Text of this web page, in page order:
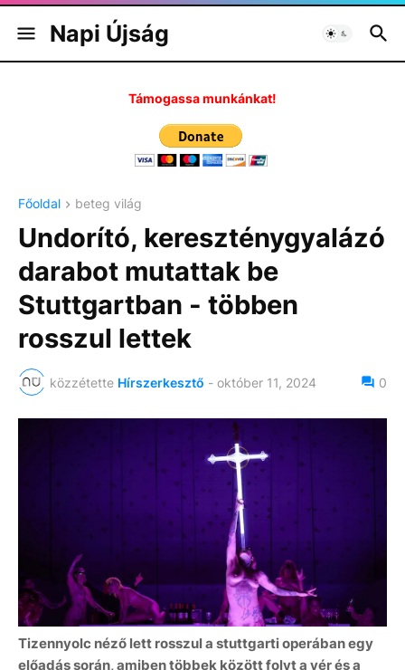
Napi Újság
Támogassa munkánkat!
Főoldal beteg világ
Undorító, kereszténygyalázó
darabot mutattak be
Stuttgartban - többen
rosszul lettek
közzétette Hírszerkesztő - október 11, 2024 0
Tizennyolc néző lett rosszul a stuttgarti operában egy
előadás során, amiben többek között folyt a vér és a